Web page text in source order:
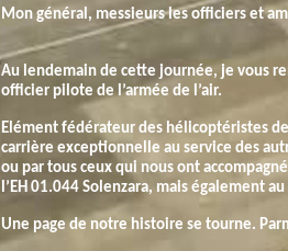
Mon général, messieurs les officiers et
Au lendemain de cette journée, je vous
officier pilote de l’armée de l’air.
Elément fédérateur des hélicoptéristes
carrière exceptionnelle au service des
ou par tous ceux qui nous ont
l’EH 01.044 Solenzara, mais également
Une page de notre histoire se tourne.